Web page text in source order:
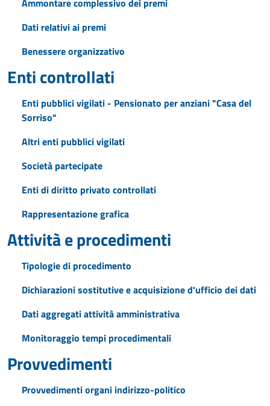
Ammontare complessivo dei premi
Dati relativi ai premi
Benessere organizzativo
Enti controllati
Enti pubblici vigilati - Pensionato per anziani "Casa del
Sorriso"
Altri enti pubblici vigilati
Società partecipate
Enti di diritto privato controllati
Rappresentazione grafica
Attività e procedimenti
Tipologie di procedimento
Dichiarazioni sostitutive e acquisizione d'ufficio dei dati
Dati aggregati attività amministrativa
Monitoraggio tempi procedimentali
Provvedimenti
Provvedimenti organi indirizzo-politico